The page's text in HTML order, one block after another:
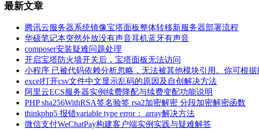
最新文章
腾讯云服务器系统镜像宝塔面板整体转移新服务器部署流程
华硕笔记本突然外放没有声音耳机蓝牙有声音
composer安装疑难问题处理
开启宝塔防火墙开关后，宝塔面板无法访问
小程序 已被代码依赖分析忽略，无法被其他模块引用。你可根
excel打开csv文件中文显示乱码的原因及自创解决方法
阿里云ECS服务器实例续费降配与续费变配功能说明
PHP sha256WithRSA签名验签 rsa2加密解密 分段加密解密函数
thinkphp5 报错variable type error： array解决方法
微信支付WeChatPay构建客户端实例实践与疑难解答